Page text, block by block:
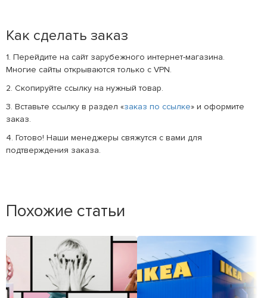
Как сделать заказ
1. Перейдите на сайт зарубежного интернет-магазина.
Многие сайты открываются только с VPN.
2. Скопируйте ссылку на нужный товар.
3. Вставьте ссылку в раздел «заказ по ссылке» и оформите
заказ.
4. Готово! Наши менеджеры свяжутся с вами для
подтверждения заказа.
Похожие статьи